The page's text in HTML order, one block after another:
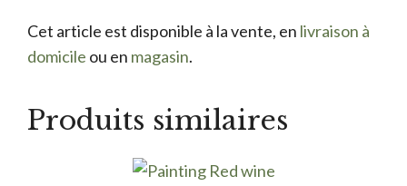
Cet article est disponible à la vente, en livraison à
domicile ou en magasin.
Produits similaires